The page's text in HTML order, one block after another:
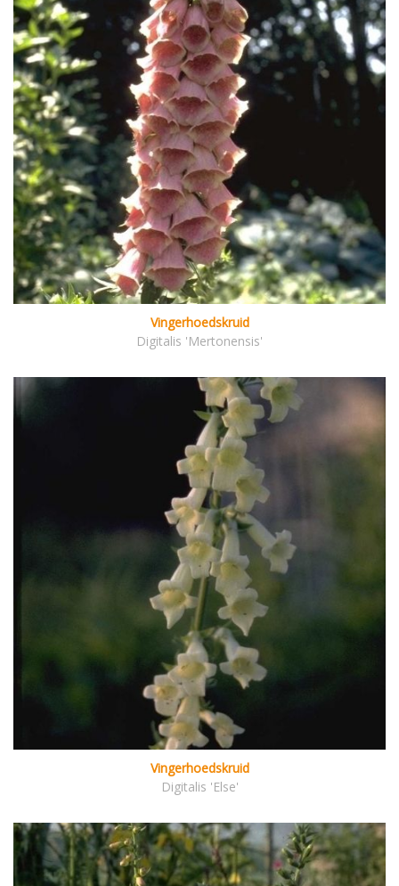
Vingerhoedskruid
Digitalis 'Mertonensis'
Vingerhoedskruid
Digitalis 'Else'